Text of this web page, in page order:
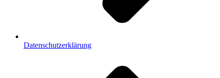
Datenschutzerklärung